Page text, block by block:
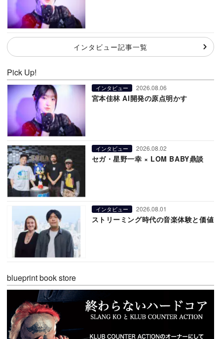
インタビュー記事一覧
Pick Up!
インタビュー 2026.08.06
宮本佳林 AI開発の原点明かす
インタビュー 2026.08.02
セガ・星野一幸 × LOM BABY鼎談
インタビュー 2026.08.01
ストリーミング時代の音楽体験と価値
blueprint book store